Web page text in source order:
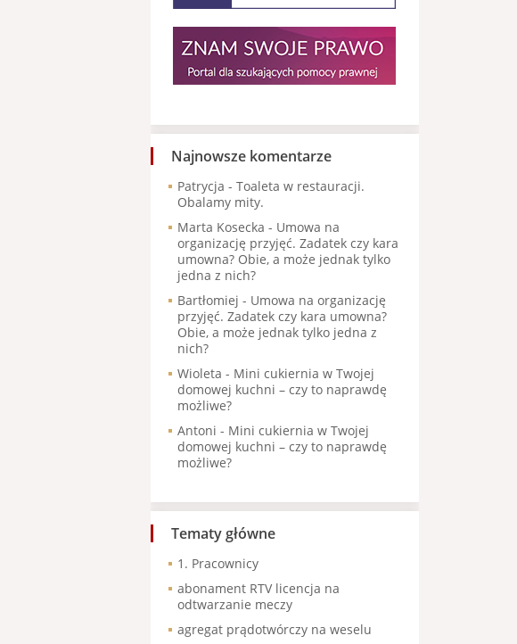
Najnowsze komentarze
Patrycja - Toaleta w restauracji.
Obalamy mity.
Marta Kosecka - Umowa na
organizację przyjęć. Zadatek czy kara
umowna? Obie, a może jednak tylko
jedna z nich?
Bartłomiej - Umowa na organizację
przyjęć. Zadatek czy kara umowna?
Obie, a może jednak tylko jedna z
nich?
Wioleta - Mini cukiernia w Twojej
domowej kuchni – czy to naprawdę
możliwe?
Antoni - Mini cukiernia w Twojej
domowej kuchni – czy to naprawdę
możliwe?
Tematy główne
1. Pracownicy
abonament RTV licencja na
odtwarzanie meczy
agregat prądotwórczy na weselu